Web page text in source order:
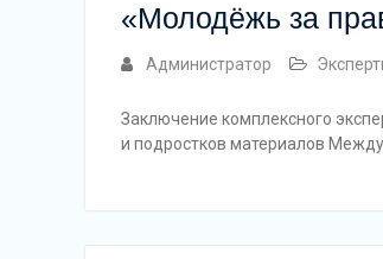
«Молодёжь за
Администратор
Заключение комплексного
и подростков материалов